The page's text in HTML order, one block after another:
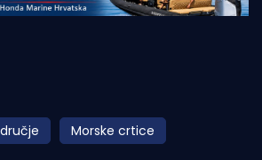
Morske crtice